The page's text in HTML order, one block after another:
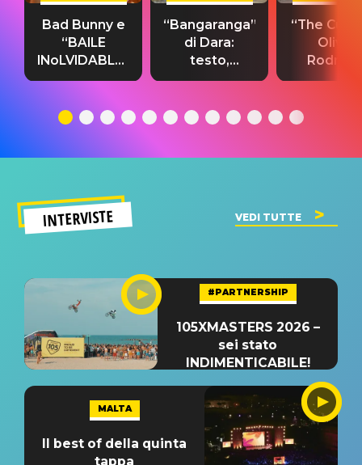
Bad Bunny e
“BAILE
INoLVIDABLE”:
testo,
significato
“Bangaranga”
di Dara:
testo,
traduzione e
del singolo
“The
Olivia
testo,
INTERVISTE VEDI TUTTE
#PARTNERSHIP
105XMASTERS 2026 –
sei stato
INDIMENTICABILE!
MALTA
Il best of della quinta
tappa